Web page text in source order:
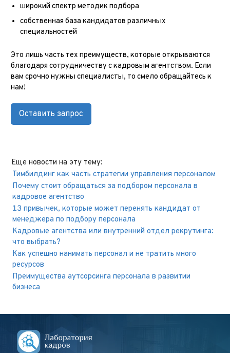
широкий спектр методик подбора
собственная база кандидатов различных
специальностей
Это лишь часть тех преимуществ, которые открываются
благодаря сотрудничеству с кадровым агентством. Если
вам срочно нужны специалисты, то смело обращайтесь к
нам!
Оставить запрос
Еще новости на эту тему:
Тимбилдинг как часть стратегии управления персоналом
Почему стоит обращаться за подбором персонала в
кадровое агентство
13 привычек, которые может перенять кандидат от
менеджера по подбору персонала
Кадровые агентства или внутренний отдел рекрутинга:
что выбрать?
Как успешно нанимать персонал и не тратить много
ресурсов
Преимущества аутсорсинга персонала в развитии
бизнеса